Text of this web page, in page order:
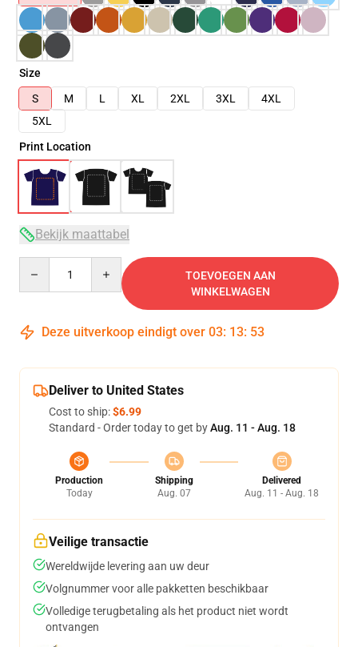
Size
S
M L XL 2XL 3XL
4XL
5XL
Print Location
Bekijk maattabel
TOEVOEGEN AAN
WINKELWAGEN
Deze uitverkoop eindigt over 03: 13: 53
Deliver to United States
Cost to ship:$6.99
Standard - Order today to get byAug. 11 - Aug. 18
Production
Today
Shipping
Aug. 07
Delivered
Aug. 11 - Aug. 18
Veilige transactie
Wereldwijde levering aan uw deur
Volgnummer voor alle pakketten beschikbaar
Volledige terugbetaling als het product niet wordt
ontvangen